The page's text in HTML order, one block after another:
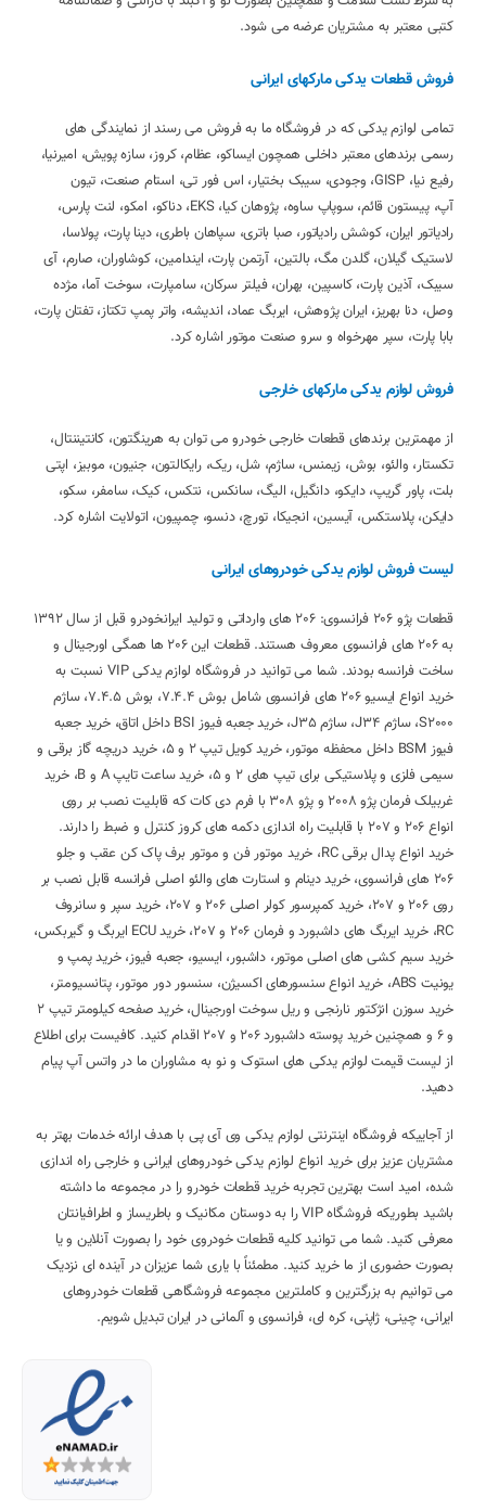
کتبی معتبر به مشتریان عرضه می شود.
فروش قطعات یدکی مارکهای ایرانی
تمامی لوازم یدکی که در فروشگاه ما به فروش می رسند از نمایندگی های
رسمی برندهای معتبر داخلی همچون ایساکو، عظام، کروز، سازه پویش، امیرنیا،
رفیع نیا، GISP، وجودی، سیبک بختیار، اس فور تی، استام صنعت، تیون
آپ، پیستون قائم، سوپاپ ساوه، پژوهان کیا، EKS، دناکو، امکو، لنت پارس،
رادیاتور ایران، کوشش رادیاتور، صبا باتری، سپاهان باطری، دینا پارت، پولاسا،
لاستیک گیلان، گلدن مگ، بالتین، آرتمن پارت، ایندامین، کوشاوران، صارم، آی
سیبک، آذین پارت، کاسپین، بهران، فیلتر سرکان، سامپارت، سوخت آما، مژده
وصل، دنا بهریز، ایران پژوهش، ایربگ عماد، اندیشه، واتر پمپ تکتاز، تفتان پارت،
بابا پارت، سپر مهرخواه و سرو صنعت موتور اشاره کرد.
فروش لوازم یدکی مارکهای خارجی
از مهمترین برندهای قطعات خارجی خودرو می توان به هرینگتون، کانتیننتال،
تکستار، والئو، بوش، زیمنس، ساژم، شل، ریک، رایکالتون، جنیون، موبیز، اپتی
بلت، پاور گریپ، دایکو، دانگیل، الیگ، سانکس، نتکس، کیک، سامفر، سکو،
دایکن، پلاستکس، آیسین، انجیکا، تورچ، دنسو، چمپیون، اتولایت اشاره کرد.
لیست فروش لوازم یدکی خودروهای ایرانی
قطعات پژو 206 فرانسوی: 206 های وارداتی و تولید ایرانخودرو قبل از سال 1392
به 206 های فرانسوی معروف هستند. قطعات این 206 ها همگی اورجینال و
ساخت فرانسه بودند. شما می توانید در فروشگاه لوازم یدکی VIP نسبت به
خرید انواع ایسیو 206 های فرانسوی شامل بوش 7.4.4، بوش 7.4.5، ساژم
S2000، ساژم J34، ساژم J35، خرید جعبه فیوز BSI داخل اتاق، خرید جعبه
فیوز BSM داخل محفظه موتور، خرید کویل تیپ 2 و 5، خرید دریچه گاز برقی و
سیمی فلزی و پلاستیکی برای تیپ های 2 و 5، خرید ساعت تایپ A و B، خرید
غربیلک فرمان پژو 2008 و پژو 308 با فرم دی کات که قابلیت نصب بر روی
انواع 206 و 207 با قابلیت راه اندازی دکمه های کروز کنترل و ضبط را دارند.
خرید انواع پدال برقی RC، خرید موتور فن و موتور برف پاک کن عقب و جلو
206 های فرانسوی، خرید دینام و استارت های والئو اصلی فرانسه قابل نصب بر
روی 206 و 207، خرید کمپرسور کولر اصلی 206 و 207، خرید سپر و سانروف
RC، خرید ایربگ های داشبورد و فرمان 206 و 207، خرید ECU ایربگ و گیربکس،
خرید سیم کشی های اصلی موتور، داشبور، ایسیو، جعبه فیوز، خرید پمپ و
یونیت ABS، خرید انواع سنسورهای اکسیژن، سنسور دور موتور، پتانسیومتر،
خرید سوزن انژکتور نارنجی و ریل سوخت اورجینال، خرید صفحه کیلومتر تیپ 2
و 6 و همچنین خرید پوسته داشبورد 206 و 207 اقدام کنید. کافیست برای اطلاع
از لیست قیمت لوازم یدکی های استوک و نو به مشاوران ما در واتس آپ پیام
دهید.
از آجاییکه فروشگاه اینترنتی لوازم یدکی وی آی پی با هدف ارائه خدمات بهتر به
مشتریان عزیز برای خرید انواع لوازم یدکی خودروهای ایرانی و خارجی راه اندازی
شده، امید است بهترین تجربه خرید قطعات خودرو را در مجموعه ما داشته
باشید بطوریکه فروشگاه VIP را به دوستان مکانیک و باطریساز و اطرافیانتان
معرفی کنید. شما می توانید کلیه قطعات خودروی خود را بصورت آنلاین و یا
بصورت حضوری از ما خرید کنید. مطمئناً با یاری شما عزیزان در آینده ای نزدیک
می توانیم به بزرگترین و کاملترین مجموعه فروشگاهی قطعات خودروهای
ایرانی، چینی، ژاپنی، کره ای، فرانسوی و آلمانی در ایران تبدیل شویم.